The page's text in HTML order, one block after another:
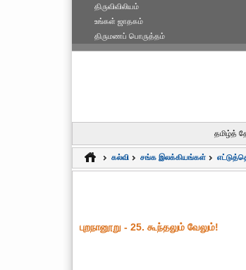
திருவிவிலியம்
உங்கள் ஜாதகம்
திருமணப் பொருத்தம்
தமிழ்த்
கல்வி சங்க இலக்கியங்கள்
புறநானூறு - 25. கூந்தலும் வேலும்!